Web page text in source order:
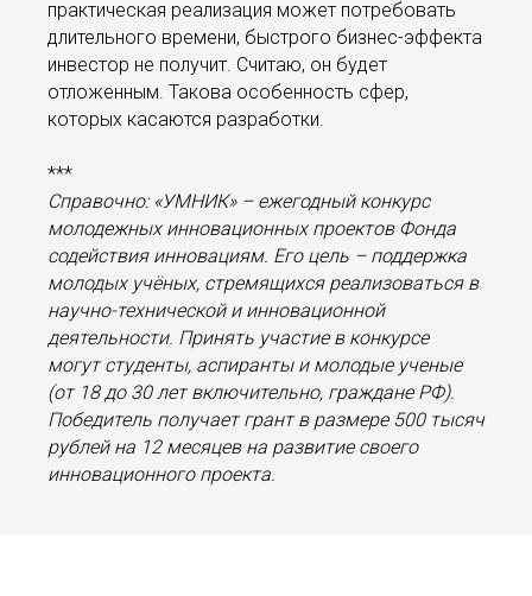
практическая реализация может потребовать
длительного времени, быстрого бизнес-эффекта
инвестор не получит. Считаю, он будет
отложенным. Такова особенность сфер,
которых касаются разработки.
***
Справочно: «УМНИК» – ежегодный конкурс
молодежных инновационных проектов Фонда
содействия инновациям. Его цель – поддержка
молодых учёных, стремящихся реализоваться в
научно-технической и инновационной
деятельности. Принять участие в конкурсе
могут студенты, аспиранты и молодые ученые
(от 18 до 30 лет включительно, граждане РФ).
Победитель получает грант в размере 500 тысяч
рублей на 12 месяцев на развитие своего
инновационного проекта.